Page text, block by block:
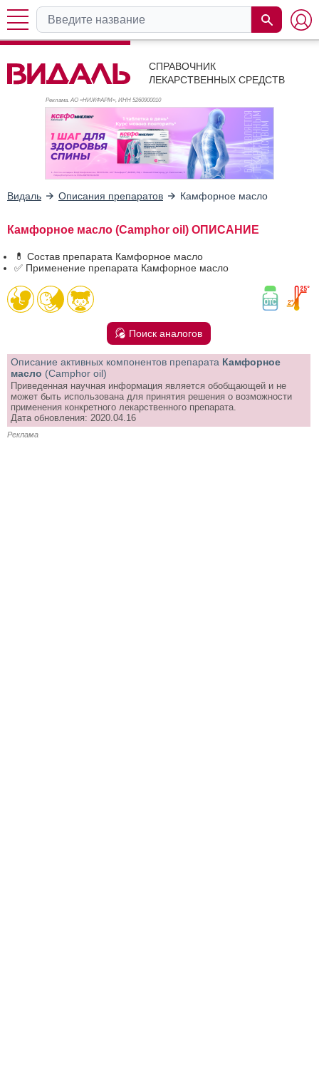
СПРАВОЧНИК
ЛЕКАРСТВЕННЫХ СРЕДСТВ
Реклама. АО «НИЖФАРМ», ИНН 5260900010
Видаль Описания препаратов Камфорное масло
Камфорное масло (Camphor oil) ОПИСАНИЕ
💊 Состав препарата Камфорное масло
✅ Применение препарата Камфорное масло
Поиск аналогов
Описание активных компонентов препарата Камфорное
масло (Camphor oil)
Приведенная научная информация является обобщающей и не
может быть использована для принятия решения о возможности
применения конкретного лекарственного препарата.
Дата обновления: 2020.04.16
Реклама